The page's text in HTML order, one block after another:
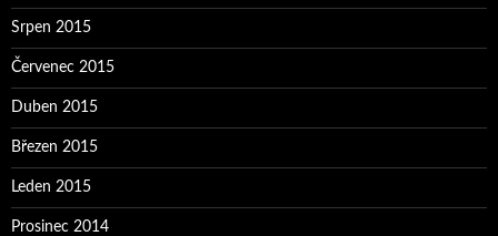
Srpen 2015
Červenec 2015
Duben 2015
Březen 2015
Leden 2015
Prosinec 2014